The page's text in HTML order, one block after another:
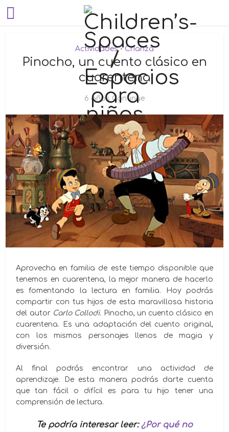
Actividades • Crianza
Pinocho, un cuento clásico en
cuarentena
6 años Continue
Aprovecha en familia de este tiempo disponible que
tenemos en cuarentena, la mejor manera de hacerlo
es fomentando la lectura en familia. Hoy podrás
compartir con tus hijos de esta maravillosa historia
del autor Carlo Collodi. Pinocho, un cuento clásico en
cuarentena. Es una adaptación del cuento original,
con los mismos personajes llenos de magia y
diversión.
Al final podrás encontrar una actividad de
aprendizaje. De esta manera podrás darte cuenta
que tan fácil o difícil es para tu hijo tener una
comprensión de lectura.
Te podría interesar leer: ¿Por qué no